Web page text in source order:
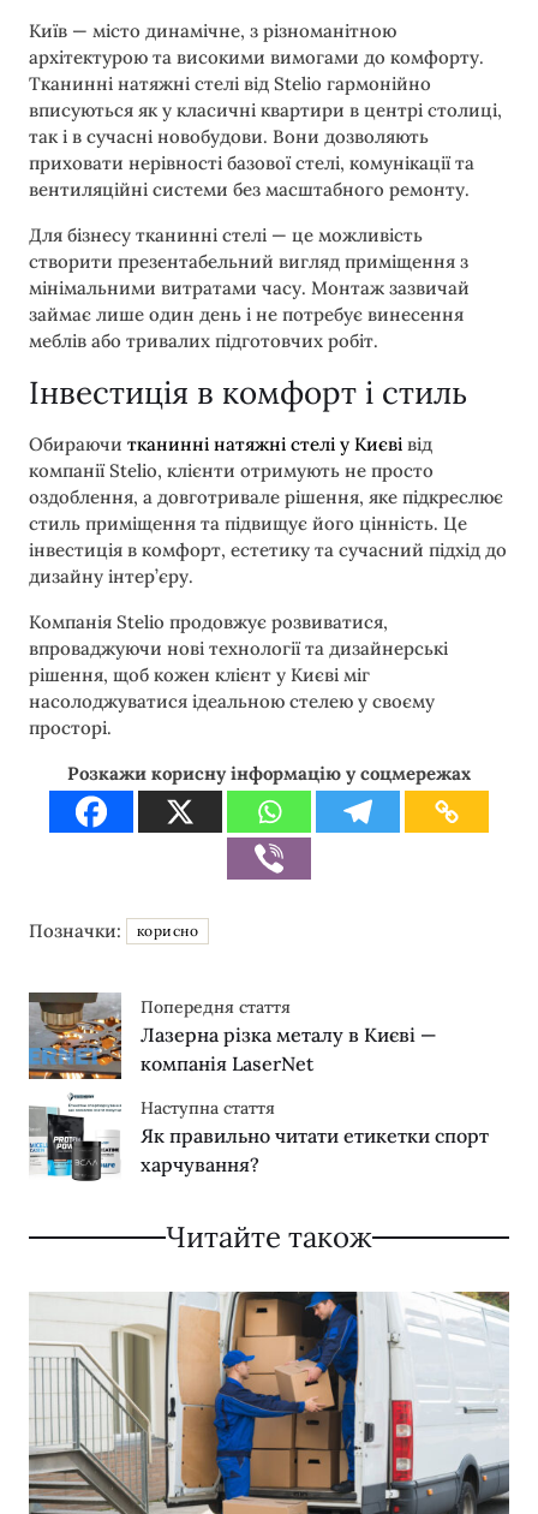
Київ — місто динамічне, з різноманітною
архітектурою та високими вимогами до комфорту.
Тканинні натяжні стелі від Stelio гармонійно
вписуються як у класичні квартири в центрі столиці,
так і в сучасні новобудови. Вони дозволяють
приховати нерівності базової стелі, комунікації та
вентиляційні системи без масштабного ремонту.
Для бізнесу тканинні стелі — це можливість
створити презентабельний вигляд приміщення з
мінімальними витратами часу. Монтаж зазвичай
займає лише один день і не потребує винесення
меблів або тривалих підготовчих робіт.
Інвестиція в комфорт і стиль
Обираючи тканинні натяжні стелі у Києві від
компанії Stelio, клієнти отримують не просто
оздоблення, а довготривале рішення, яке підкреслює
стиль приміщення та підвищує його цінність. Це
інвестиція в комфорт, естетику та сучасний підхід до
дизайну інтер’єру.
Компанія Stelio продовжує розвиватися,
впроваджуючи нові технології та дизайнерські
рішення, щоб кожен клієнт у Києві міг
насолоджуватися ідеальною стелею у своєму
просторі.
Розкажи корисну інформацію у соцмережах
Позначки: корисно
Попередня стаття
Лазерна різка металу в Києві —
компанія LaserNet
Наступна стаття
Як правильно читати етикетки спорт
харчування?
Читайте також